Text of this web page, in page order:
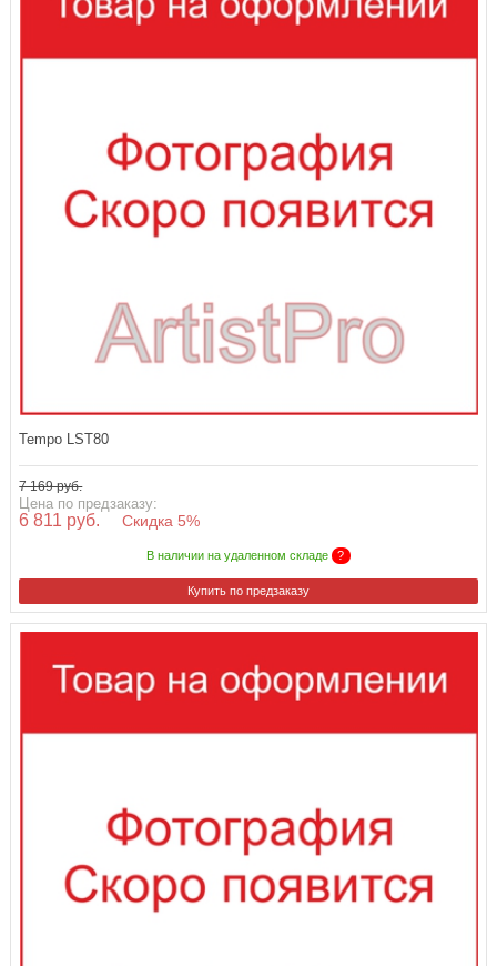
Tempo LST80
7 169 руб.
Цена по предзаказу:
6 811 руб. Скидка 5%
В наличии на удаленном складе ?
Купить по предзаказу